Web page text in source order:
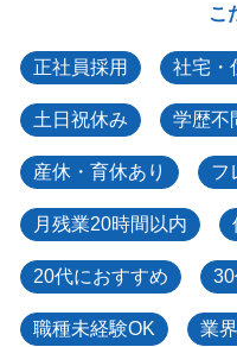
こ
正社員採用 社宅・
土日祝休み 学歴不
産休・育休あり フ
月残業20時間以内
20代におすすめ
職種未経験OK 業